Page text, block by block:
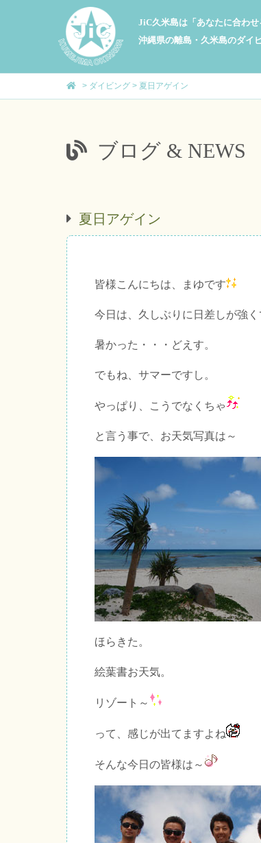
JiC久米島は「あなたに合わ
沖縄県の離島・久米島のダイ
> ダイビング > 夏日アゲイン
ブログ & NEWS
夏日アゲイン
皆様こんにちは、まゆです
今日は、久しぶりに日差しが強く
暑かった・・・どえす。
でもね、サマーですし。
やっぱり、こうでなくちゃ
と言う事で、お天気写真は～
ほらきた。
絵葉書お天気。
リゾート～
って、感じが出てますよね
そんな今日の皆様は～